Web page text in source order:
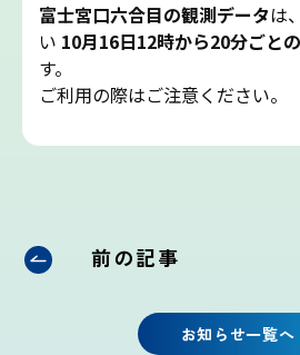
須走ルート
吉田ルート
観天望気(かんてんぼうき)
雷の危険性
富士宮口六合目の観測データは
い 10月16日12時から20分ごと
す。
ご利用の際はご注意ください。
前の記事
お知らせ一覧へ